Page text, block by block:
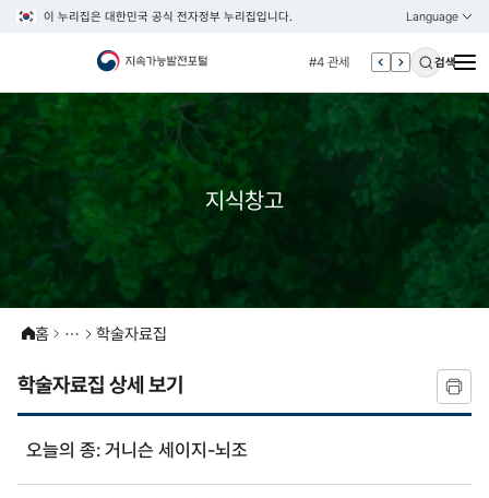
이 누리집은 대한민국 공식 전자정부 누리집입니다. Language
열기
KOREAN
ENGLISH
#4 관세
#5 esg
#6 빈곤
#7 un
검색
지식창고
홈 학술자료집
학술자료집 상세 보기
오늘의 종: 거니슨 세이지-뇌조